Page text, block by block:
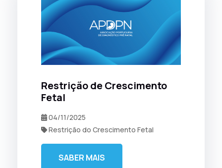
Restrição de Crescimento
Fetal
04/11/2025
Restrição do Crescimento Fetal
SABER MAIS